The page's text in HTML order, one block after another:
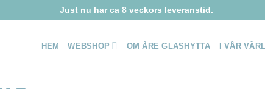
Just nu har ca 8 veckors leveranstid.
HEM WEBSHOP OM ÅRE GLASHYTTA I VÅR